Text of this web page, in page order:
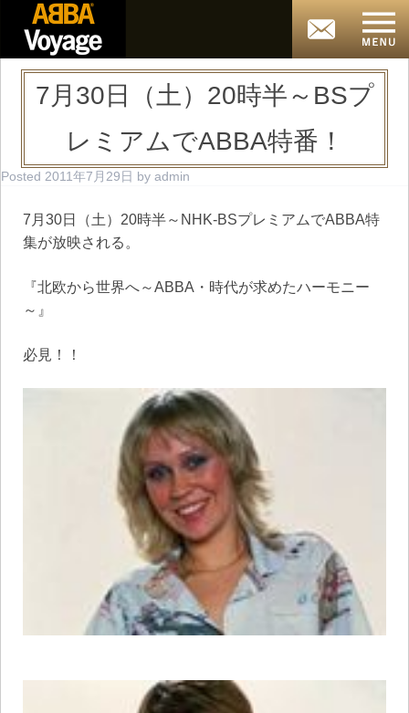
7月30日（土）20時半～BSプ
レミアムでABBA特番！
Posted 2011年7月29日 by admin
7月30日（土）20時半～NHK-BSプレミアムでABBA特
集が放映される。
『北欧から世界へ～ABBA・時代が求めたハーモニー
～』
必見！！